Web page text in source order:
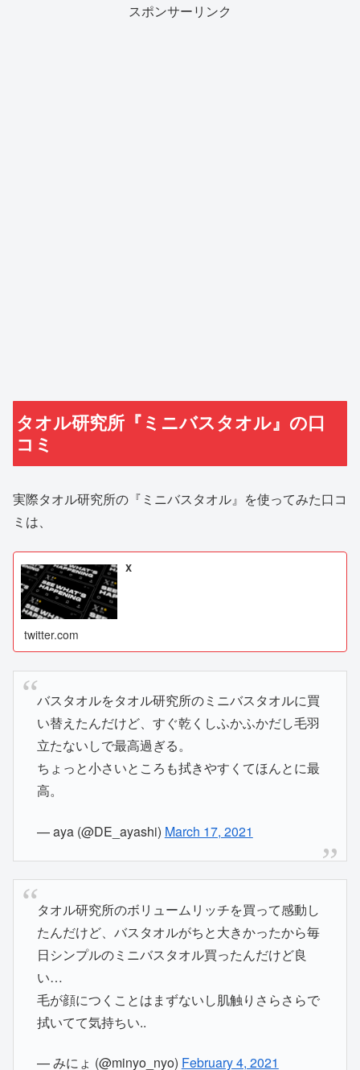
スポンサーリンク
タオル研究所『ミニバスタオル』の口
コミ
実際タオル研究所の『ミニバスタオル』を使ってみた口コ
ミは、
X
twitter.com
バスタオルをタオル研究所のミニバスタオルに買
い替えたんだけど、すぐ乾くしふかふかだし毛羽
立たないしで最高過ぎる。
ちょっと小さいところも拭きやすくてほんとに最
高。
— aya (@DE_ayashi) March 17, 2021
タオル研究所のボリュームリッチを買って感動し
たんだけど、バスタオルがちと大きかったから毎
日シンプルのミニバスタオル買ったんだけど良
い…
毛が顔につくことはまずないし肌触りさらさらで
拭いてて気持ちい..
— みにょ (@minyo_nyo) February 4, 2021